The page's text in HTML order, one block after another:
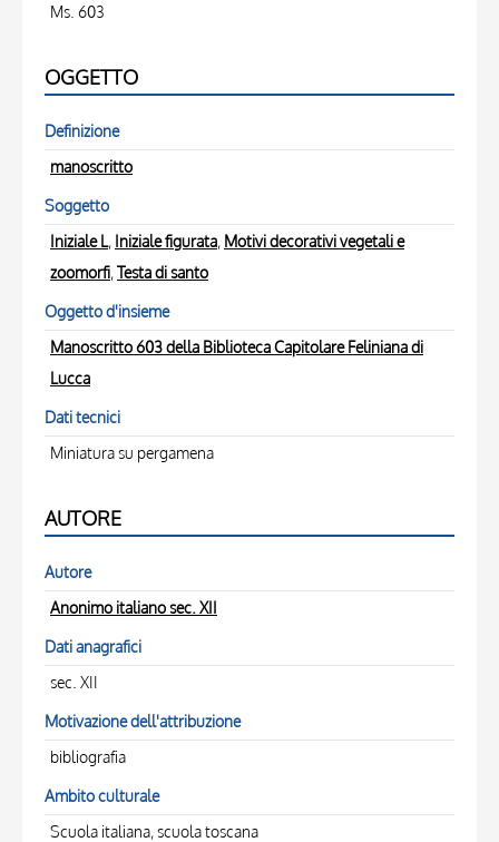
Ms. 603
OGGETTO
Definizione
manoscritto
Soggetto
Iniziale L, Iniziale figurata, Motivi decorativi vegetali e
zoomorfi,Testa di santo
Oggetto d'insieme
Manoscritto 603 della Biblioteca Capitolare Feliniana di
Lucca
Dati tecnici
Miniatura su pergamena
AUTORE
Autore
Anonimo italiano sec. XII
Dati anagrafici
sec. XII
Motivazione dell'attribuzione
bibliografia
Ambito culturale
Scuola italiana, scuola toscana